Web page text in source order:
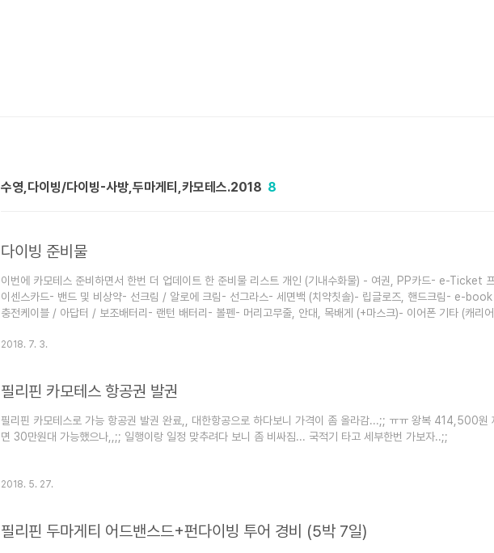
수영,다이빙/다이빙-사방,두마게티,카모테스.2018 8
다이빙 준비물
이번에 카모테스 준비하면서 한번 더 업데이트 한 준비물 리스트 개인 (기내수화물) - 여권, PP카드- e-Ticket
이센스카드- 밴드 및 비상약- 선크림 / 알로에 크림- 선그라스- 세면백 (치약칫솔)- 립글로즈, 핸드크림- e-
충전케이블 / 아답터 / 보조배터리- 랜턴 배터리- 볼펜- 머리고무줄, 안대, 목배게 (+마스크)- 이어폰 기타 (캐리
드숏 / 쓸림방지양말- 속옷 / 티 / 바지 / 습식타월- 모자(잘마르는 or 서핑햇) / 쪼리- 수영복 / 수경- 방수가방 or
2018. 7. 3.
필리핀 카모테스 항공권 발권
필리핀 카모테스로 가능 항공권 발권 완료,, 대한항공으로 하다보니 가격이 좀 올라감...;; ㅠㅠ 왕복 414,500원
면 30만원대 가능했으나,,;; 일행이랑 일정 맞추려다 보니 좀 비싸짐... 국적기 타고 세부한번 가보자..;;
2018. 5. 27.
필리핀 두마게티 어드밴스드+펀다이빙 투어 경비 (5박 7일)